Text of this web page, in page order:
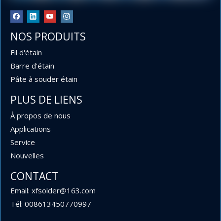
plomb en rouleaux de 454 g, 227 g et 100 g pour
l'électronique
NOS PRODUITS
Fil d'étain
Barre d'étain
Pâte à souder étain
PLUS DE LIENS
À propos de nous
Applications
Service
Nouvelles
CONTACT
Email: xfsolder@163.com
Tél: 008613450770997